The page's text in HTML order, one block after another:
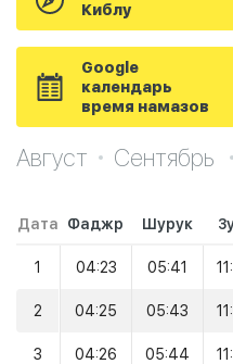
Киблу
Google
календарь
время намазов
Август Сентябрь
Дата Фаджр Шурук
1 04:23 05:41
2 04:25 05:43
3 04:26 05:44